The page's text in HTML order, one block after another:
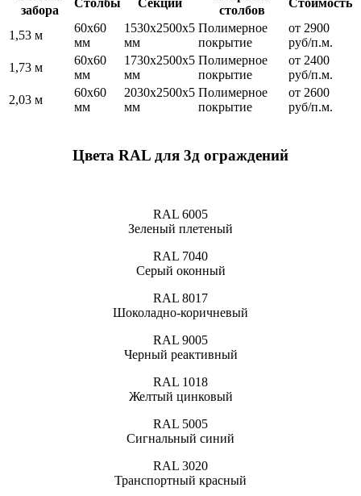
забора
Столбы Секции
столбов
Стоимость
1,53 м
60х60
мм
1530x2500x5
мм
Полимерное
покрытие
от 2900
руб/п.м.
1,73 м
60х60
мм
1730x2500x5
мм
Полимерное
покрытие
от 2400
руб/п.м.
2,03 м
60х60
мм
2030x2500x5
мм
Полимерное
покрытие
от 2600
руб/п.м.
Цвета RAL для 3д ограждений
RAL 6005
Зеленый плетеный
RAL 7040
Серый оконный
RAL 8017
Шоколадно-коричневый
RAL 9005
Черный реактивный
RAL 1018
Желтый цинковый
RAL 5005
Сигнальный синий
RAL 3020
Транспортный красный